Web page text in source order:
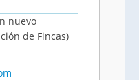
nuevo
de Fincas)